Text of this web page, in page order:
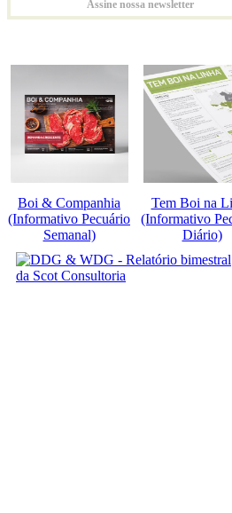
Assine nossa newsletter
Boi & Companhia
(Informativo Pecuário
Semanal)
Tem Boi na
(Informativo
Diário)